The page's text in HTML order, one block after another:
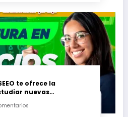
te ofrece la
nuevas
y en la Matriz Juchitán.